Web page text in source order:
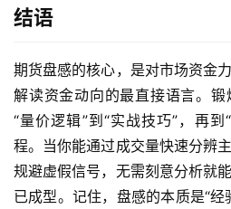
结语
期货盘感的核心，是对市场资金
解读资金动向的最直接语言。
“量价逻辑”到“实战技巧”，再
程。当你能通过成交量快速分辨
规避虚假信号，无需刻意分析就
已成型。记住，盘感的本质是“